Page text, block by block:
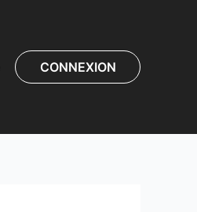
CONNEXION